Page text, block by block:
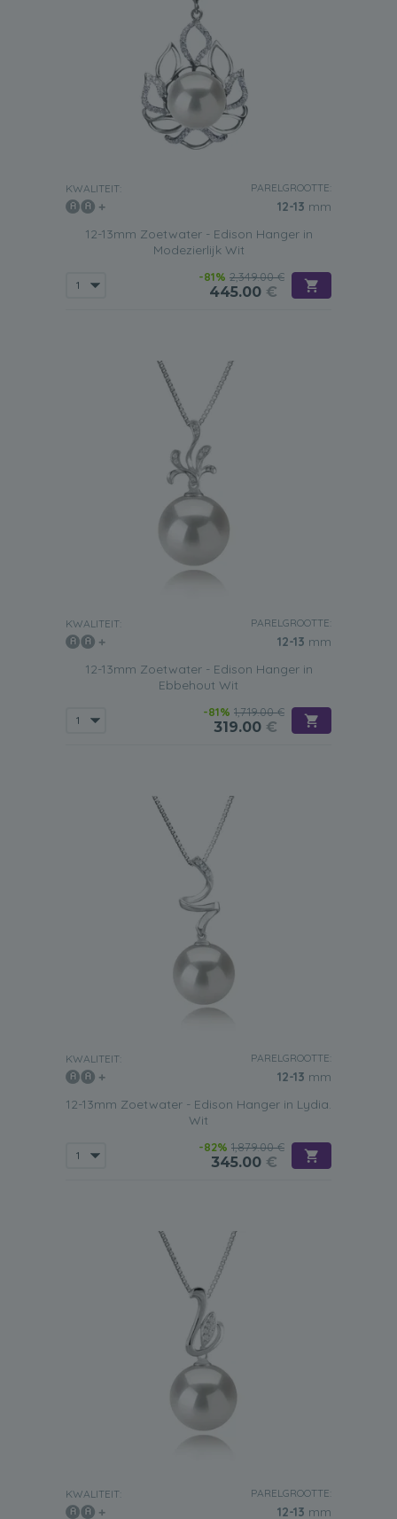
KWALITEIT: PARELGROOTTE:
12-13 mm
12-13mm Zoetwater - Edison Hanger in
Modezierlijk Wit
-81% 2,349.00 €
445.00 €
KWALITEIT: PARELGROOTTE:
12-13 mm
12-13mm Zoetwater - Edison Hanger in
Ebbehout Wit
-81% 1,719.00 €
319.00 €
KWALITEIT: PARELGROOTTE:
12-13 mm
12-13mm Zoetwater - Edison Hanger in Lydia.
Wit
-82% 1,879.00 €
345.00 €
KWALITEIT: PARELGROOTTE:
12-13 mm